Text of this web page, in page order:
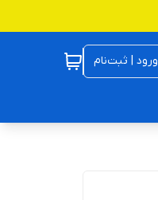
ورود | ثبت‌نام